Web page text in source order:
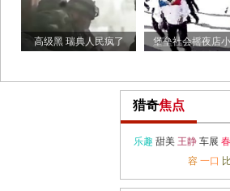
高级黑 瑞典人民疯了 堡垒社会摇夜店
猎奇焦点
乐趣 甜美 王静 车展
容 一口